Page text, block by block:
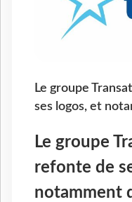
Le groupe
ses logos, et
Le groupe
refonte de
notamment